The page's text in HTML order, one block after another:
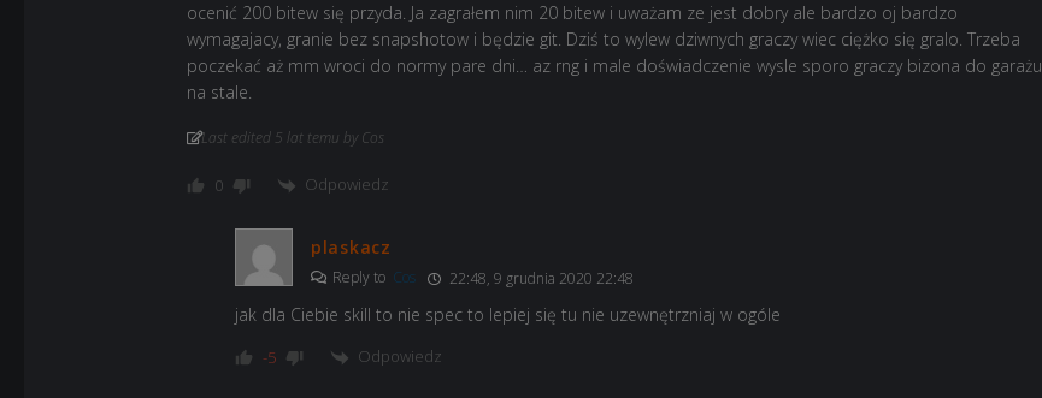
ocenić 200 bitew się przyda. Ja zagrałem nim 20 bitew i uważam ze jest dobry ale bardzo oj bardzo
wymagajacy, granie bez snapshotow i będzie git. Dziś to wylew dziwnych graczy wiec ciężko się gralo. Trzeba
poczekać aż mm wroci do normy pare dni… az rng i male doświadczenie wysle sporo graczy bizona do garażu
na stale.
Last edited 5 lat temu by Cos
0 Odpowiedz
plaskacz
Reply to Cos 22:48, 9 grudnia 2020 22:48
jak dla Ciebie skill to nie spec to lepiej się tu nie uzewnętrzniaj w ogóle
-5 Odpowiedz